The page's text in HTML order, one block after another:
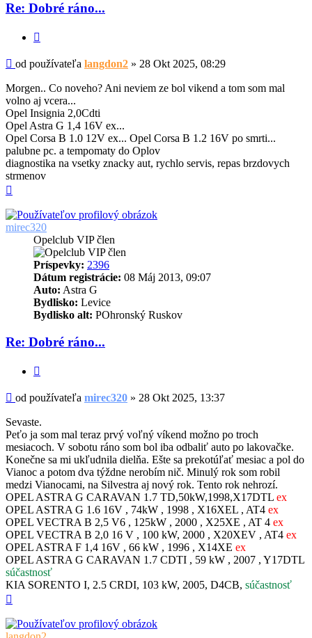
Re: Dobré ráno...
Príspevok
od používateľa langdon2 » 28 Okt 2025, 08:29
Morgen.. Co noveho? Ani neviem ze bol vikend a tom som mal
volno aj vcera...
Opel Insignia 2,0Cdti
Opel Astra G 1,4 16V ex...
Opel Corsa B 1.0 12V ex... Opel Corsa B 1.2 16V po smrti...
palubne pc. a tempomaty do Oplov
diagnostika na vsetky znacky aut, rychlo servis, repas brzdovych
strmenov
mirec320
Opelclub VIP člen
Príspevky: 2396
Dátum registrácie: 08 Máj 2013, 09:07
Auto: Astra G
Bydlisko: Levice
Bydlisko alt: POhronský Ruskov
Re: Dobré ráno...
Príspevok
od používateľa mirec320 » 28 Okt 2025, 13:37
Sevaste.
Peťo ja som mal teraz prvý voľný víkend možno po troch
mesiacoch. V sobotu ráno som bol iba odbaliť auto po lakovačke.
Konečne sa mi ukľudnila dielňa. Ešte sa prekotúľať mesiac a pol do
Vianoc a potom dva týždne nerobím nič. Minulý rok som robil
medzi Vianocami, na Silvestra aj nový rok. Tento rok nehrozí.
OPEL ASTRA G CARAVAN 1.7 TD,50kW,1998,X17DTL ex
OPEL ASTRA G 1.6 16V , 74kW , 1998 , X16XEL , AT4 ex
OPEL VECTRA B 2,5 V6 , 125kW , 2000 , X25XE , AT 4 ex
OPEL VECTRA B 2,0 16 V , 100 kW, 2000 , X20XEV , AT4 ex
OPEL ASTRA F 1,4 16V , 66 kW , 1996 , X14XE ex
OPEL ASTRA G CARAVAN 1.7 CDTI , 59 kW , 2007 , Y17DTL
súčastnosť
KIA SORENTO I, 2.5 CRDI, 103 kW, 2005, D4CB, súčastnosť